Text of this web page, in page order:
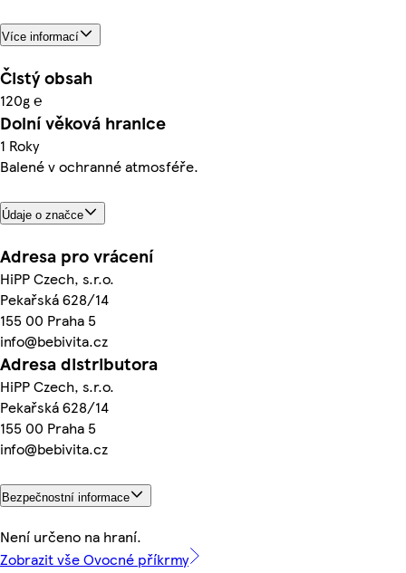
Více informací
Čistý obsah
120g ℮
Dolní věková hranice
1 Roky
Balené v ochranné atmosféře.
Údaje o značce
Adresa pro vrácení
HiPP Czech, s.r.o.
Pekařská 628/14
155 00 Praha 5
info@bebivita.cz
Adresa distributora
HiPP Czech, s.r.o.
Pekařská 628/14
155 00 Praha 5
info@bebivita.cz
Bezpečnostní informace
Není určeno na hraní.
Zobrazit vše Ovocné příkrmy